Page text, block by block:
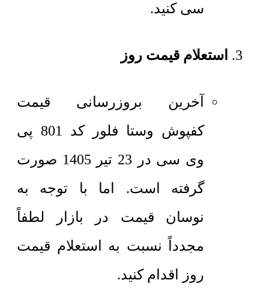
سی کنید.
استعلام قیمت روز
آخرین بروزرسانی قیمت
کفپوش وستا فلور کد 801 پی
وی سی در 23 تیر 1405 صورت
گرفته است. اما با توجه به
نوسان قیمت در بازار لطفاً
مجدداً نسبت به استعلام قیمت
روز اقدام کنید.